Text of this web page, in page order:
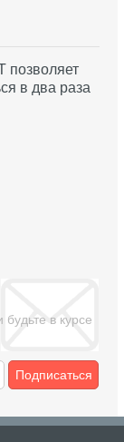
позволяет
в два раза
в курсе
Подписаться